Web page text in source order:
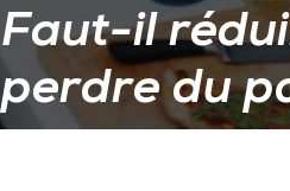
Faut-il
perdre du